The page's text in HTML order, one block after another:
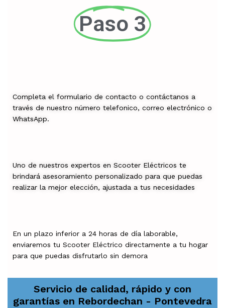
Paso 3
Completa el formulario de contacto o contáctanos a
través de nuestro número telefonico, correo electrónico o
WhatsApp.
Uno de nuestros expertos en Scooter Eléctricos te
brindará asesoramiento personalizado para que puedas
realizar la mejor elección, ajustada a tus necesidades
En un plazo inferior a 24 horas de día laborable,
enviaremos tu Scooter Eléctrico directamente a tu hogar
para que puedas disfrutarlo sin demora
Servicio de calidad, rápido y con
garantías en Rebordechan - Pontevedra